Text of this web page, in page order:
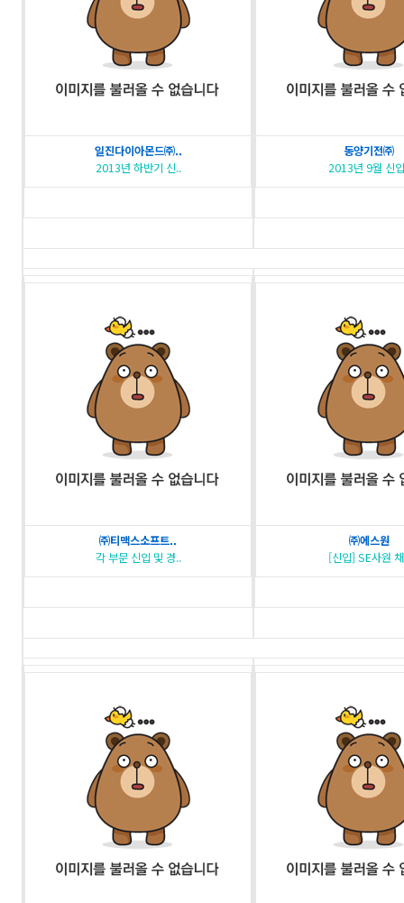
일진다이아몬드㈜..
2013년 하반기 신..
동양기전㈜
2013년 9월 신
㈜티맥스소프트..
각 부문 신입 및 경..
㈜에스원
[신입] SE사원